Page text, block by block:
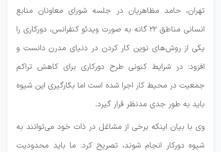
تهران، حامد مظاهریان در جلسه شورای معاونان منابع
انسانی مناطق ۲۲ گانه به صورت ویدئو کنفرانس، دورکاری را
یکی از روش‌های نوین کار کردن در دنیای مدرن دانست و
افزود: در شرایط کنونی طرح دورکاری برای کاهش تراکم
جمعیت در محیط کار اجرا شده است اما بکارگیری این شیوه
باید به طور جدی مدنظر قرار گیرد.
وی با بیان اینکه برخی از مشاغل در ذات خود می‌توانند به
شیوه دورکار انجام شوند، تصریح کرد: ما باید محدودیت